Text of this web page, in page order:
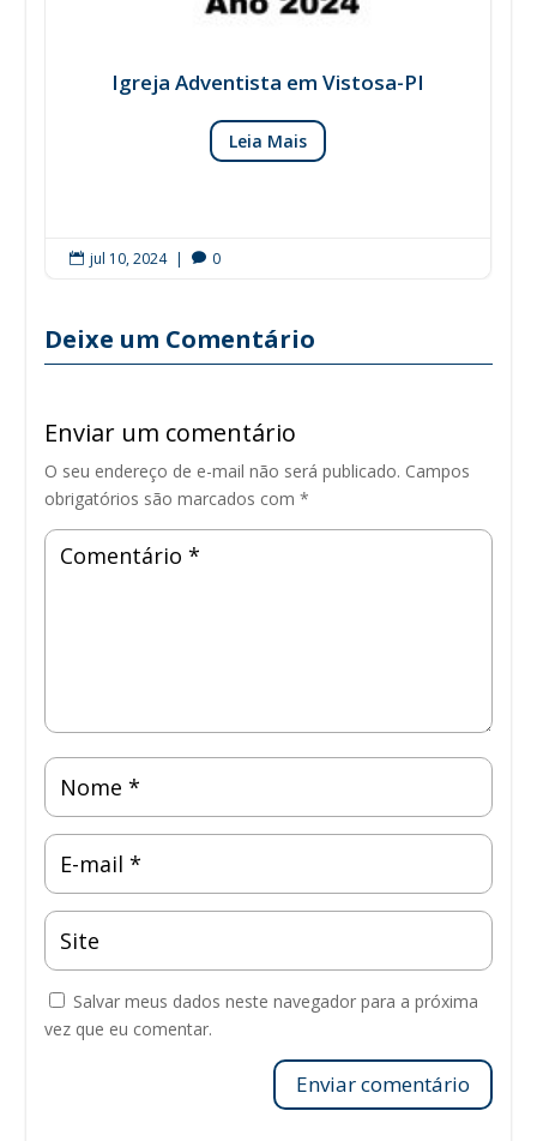
Igreja Adventista em Vistosa-PI
Leia Mais
 jul 10, 2024 |  0
Deixe um Comentário
Enviar um comentário
O seu endereço de e-mail não será publicado. Campos
obrigatórios são marcados com*
Salvar meus dados neste navegador para a próxima
vez que eu comentar.
Enviar comentário